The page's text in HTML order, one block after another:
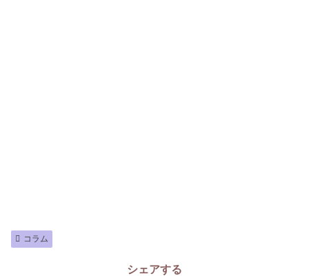
コラム
シェアする